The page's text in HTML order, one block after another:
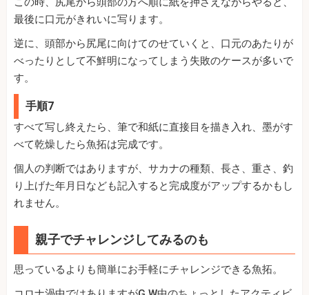
最後に口元がきれいに写ります。
逆に、頭部から尻尾に向けてのせていくと、口元のあたりが
べったりとして不鮮明になってしまう失敗のケースが多いで
す。
手順7
すべて写し終えたら、筆で和紙に直接目を描き入れ、墨がす
べて乾燥したら魚拓は完成です。
個人の判断ではありますが、サカナの種類、長さ、重さ、釣
り上げた年月日なども記入すると完成度がアップするかもし
れません。
親子でチャレンジしてみるのも
思っているよりも簡単にお手軽にチャレンジできる魚拓。